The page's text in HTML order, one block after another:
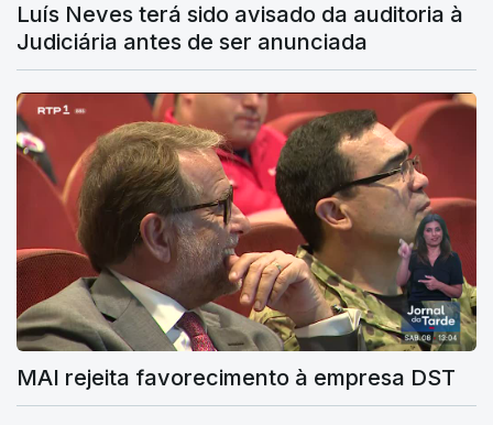
Luís Neves terá sido avisado da auditoria à
Judiciária antes de ser anunciada
MAI rejeita favorecimento à empresa DST